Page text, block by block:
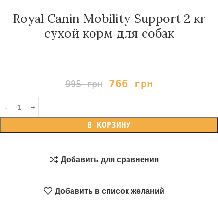
Royal Canin Mobility Support 2 кг
сухой корм для собак
995грн 766 грн
В КОРЗИНУ
Добавить для сравнения
Добавить в список желаний